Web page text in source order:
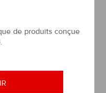
de produits conçue